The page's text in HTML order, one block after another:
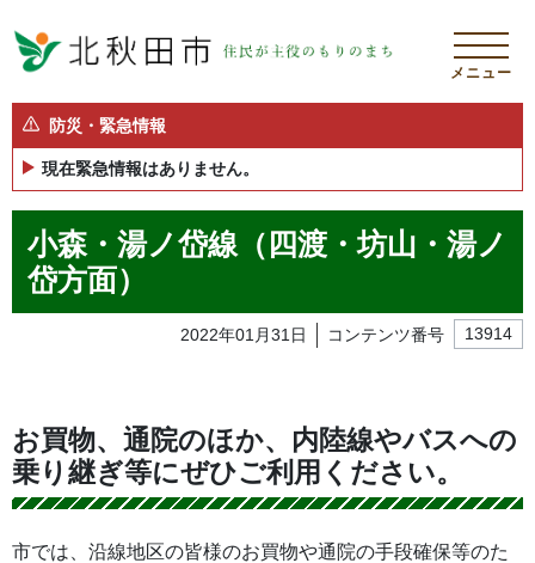
メニュー
防災・緊急情報
現在緊急情報はありません。
小森・湯ノ岱線（四渡・坊山・湯ノ
岱方面）
2022年01月31日 コンテンツ番号 13914
お買物、通院のほか、内陸線やバスへの
乗り継ぎ等にぜひご利用ください。
市では、沿線地区の皆様のお買物や通院の手段確保等のた